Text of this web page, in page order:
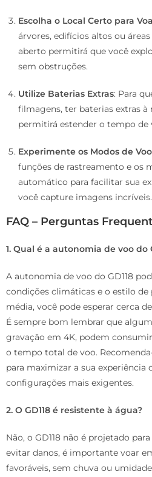
Escolha o Local Certo para
árvores, edifícios altos ou
aberto permitirá que você
sem obstruções.
Utilize Baterias Extras: Para
filmagens, ter baterias extras à
permitirá estender o tempo de
Experimente os Modos de
funções de rastreamento e os
automático para facilitar sua
você capture imagens incríveis.
FAQ – Perguntas
1. Qual é a autonomia de voo do
A autonomia de voo do GD118
condições climáticas e o estilo
média, você pode esperar cerca
É sempre bom lembrar que
gravação em 4K, podem
o tempo total de voo.
para maximizar a sua experiência
configurações mais exigentes.
2. O GD118 é resistente à água?
Não, o GD118 não é projetado
evitar danos, é importante voar
favoráveis, sem chuva ou